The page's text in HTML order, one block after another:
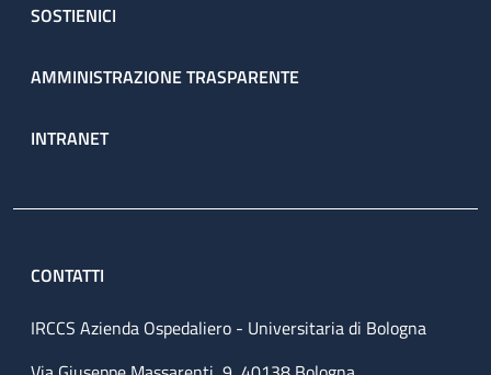
SOSTIENICI
AMMINISTRAZIONE TRASPARENTE
INTRANET
CONTATTI
IRCCS Azienda Ospedaliero - Universitaria di Bologna